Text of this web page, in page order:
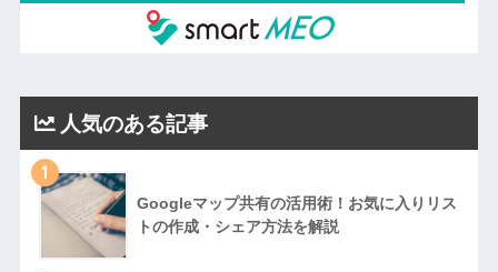
人気のある記事
1
Googleマップ共有の活用術！お気に入りリス
トの作成・シェア方法を解説